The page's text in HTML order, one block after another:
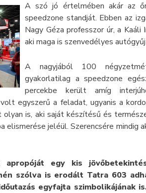
A szó jó értelmében akár az
speedzone standját. Ebben az
Nagy Géza professzor úr, a
aki maga is szenvedélyes
A nagyjából 100
gyakorlatilag a speedzone
percekbe került amíg
egyszerű a feladat, ugyanis a
is, aki saját készítésű és
jeléül. Szerencsére mindig
apropóját egy kis
szólva is erodált Tatra 603
egyfajta szimbolikájának